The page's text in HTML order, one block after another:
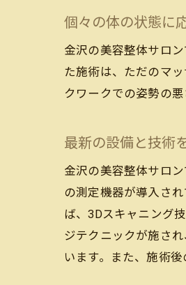
個々の体の状態に
金沢の美容整体サロ
た施術は、ただのマ
クワークでの姿勢の
最新の設備と技術
金沢の美容整体サロ
の測定機器が導入さ
ば、3Dスキャニング
ジテクニックが施さ
います。また、施術